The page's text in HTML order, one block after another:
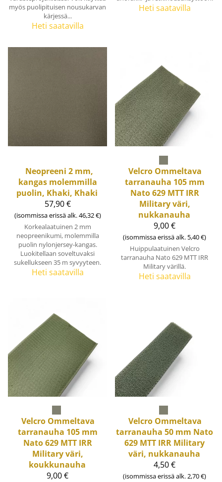
myös puolipituisen nousukarvan
kärjessä...
Heti saatavilla
Heti saatavilla
Neopreeni 2 mm,
kangas molemmilla
puolin, Khaki, Khaki
57,90 €
(isommissa erissä alk. 46,32 €)
Korkealaatuinen 2 mm
neopreenikumi, molemmilla
puolin nylonjersey-kangas.
Luokitellaan soveltuvaksi
sukellukseen 35 m syvyyteen.
Heti saatavilla
Velcro Ommeltava
tarranauha 105 mm
Nato 629 MTT IRR
Military väri,
nukkanauha
9,00 €
(isommissa erissä alk. 5,40 €)
Huippulaatuinen Velcro
tarranauha Nato 629 MTT IRR
Military värillä.
Heti saatavilla
Velcro Ommeltava
tarranauha 105 mm
Nato 629 MTT IRR
Military väri,
koukkunauha
9,00 €
Velcro Ommeltava
tarranauha 50 mm Nato
629 MTT IRR Military
väri, nukkanauha
4,50 €
(isommissa erissä alk. 2,70 €)